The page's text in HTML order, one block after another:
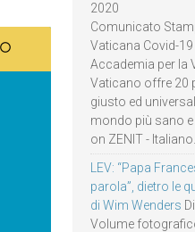
2020
Comunicato
Vaticana Covid-
Accademia per la
Vaticano offre 20
giusto ed
mondo più sano
on ZENIT - Italiano.
LEV: “Papa
parola”, dietro le
di Wim Wenders
Volume